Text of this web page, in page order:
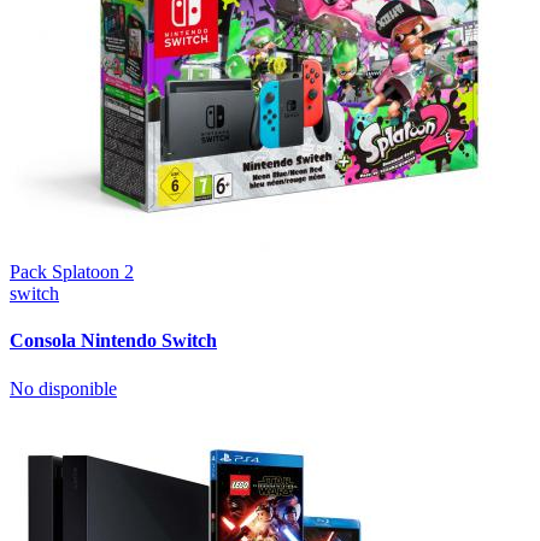
Pack Splatoon 2
switch
Consola Nintendo Switch
No disponible